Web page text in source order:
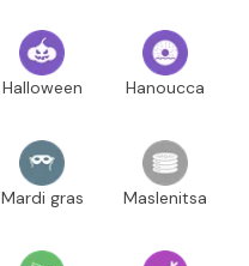
Halloween Hanoucca
Mardi gras Maslenitsa